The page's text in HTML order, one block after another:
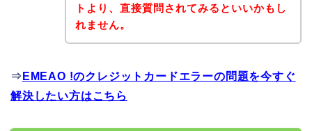
トより、直接質問されてみるといいかもし
れません。
⇒ EMEAO !のクレジットカードエラーの問題を今すぐ
解決したい方はこちら